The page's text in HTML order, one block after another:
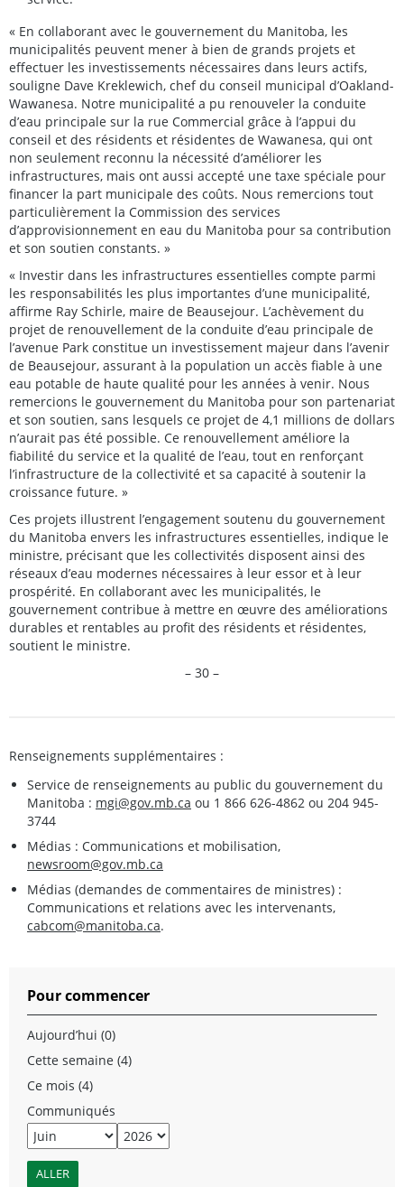
« En collaborant avec le gouvernement du Manitoba, les
municipalités peuvent mener à bien de grands projets et
effectuer les investissements nécessaires dans leurs actifs,
souligne Dave Kreklewich, chef du conseil municipal d’Oakland-
Wawanesa. Notre municipalité a pu renouveler la conduite
d’eau principale sur la rue Commercial grâce à l’appui du
conseil et des résidents et résidentes de Wawanesa, qui ont
non seulement reconnu la nécessité d’améliorer les
infrastructures, mais ont aussi accepté une taxe spéciale pour
financer la part municipale des coûts. Nous remercions tout
particulièrement la Commission des services
d’approvisionnement en eau du Manitoba pour sa contribution
et son soutien constants. »
« Investir dans les infrastructures essentielles compte parmi
les responsabilités les plus importantes d’une municipalité,
affirme Ray Schirle, maire de Beausejour. L’achèvement du
projet de renouvellement de la conduite d’eau principale de
l’avenue Park constitue un investissement majeur dans l’avenir
de Beausejour, assurant à la population un accès fiable à une
eau potable de haute qualité pour les années à venir. Nous
remercions le gouvernement du Manitoba pour son partenariat
et son soutien, sans lesquels ce projet de 4,1 millions de dollars
n’aurait pas été possible. Ce renouvellement améliore la
fiabilité du service et la qualité de l’eau, tout en renforçant
l’infrastructure de la collectivité et sa capacité à soutenir la
croissance future. »
Ces projets illustrent l’engagement soutenu du gouvernement
du Manitoba envers les infrastructures essentielles, indique le
ministre, précisant que les collectivités disposent ainsi des
réseaux d’eau modernes nécessaires à leur essor et à leur
prospérité. En collaborant avec les municipalités, le
gouvernement contribue à mettre en œuvre des améliorations
durables et rentables au profit des résidents et résidentes,
soutient le ministre.
– 30 –
Renseignements supplémentaires :
Service de renseignements au public du gouvernement du
Manitoba : mgi@gov.mb.ca ou 1 866 626-4862 ou 204 945-
3744
Médias : Communications et mobilisation,
newsroom@gov.mb.ca
Médias (demandes de commentaires de ministres) :
Communications et relations avec les intervenants,
cabcom@manitoba.ca.
Pour commencer
Aujourd’hui (0)
Cette semaine (4)
Ce mois (4)
Communiqués